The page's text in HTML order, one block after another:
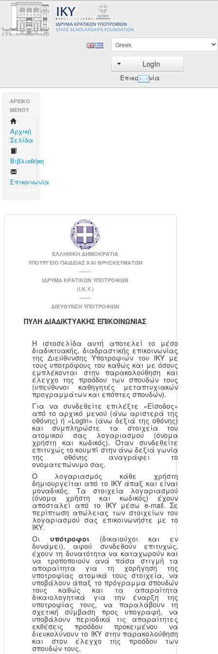
LogIn
Επικοινωνία
AΡΧΙΚΟ
ΜΕΝΟΥ
Aρχική
Σελίδα
Βιβλιοθήκη
Επικοινωνία
ΕΛΛΗΝΙΚΗ ΔΗΜΟΚΡΑΤΙΑ
ΥΠΟΥΡΓΕΙΟ ΠΑΙΔΕΙΑΣ ΚΑΙ ΘΡΗΣΚΕΥΜΑΤΩΝ
------
ΙΔΡΥΜΑ ΚΡΑΤΙΚΩΝ ΥΠΟΤΡΟΦΙΩΝ
(Ι.Κ.Υ.)
------
ΔΙΕΥΘΥΝΣΗ ΥΠΟΤΡΟΦΙΩΝ
ΠΥΛΗ ΔΙΑΔΙΚΤΥΑΚΗΣ ΕΠΙΚΟΙΝΩΝΙΑΣ
Η ιστοσελίδα αυτή αποτελεί το μέσο
διαδικτυακής, διαδραστικής επικοινωνίας
της Διεύθυνσης Υποτροφιών του ΙΚΥ με
τους υποτρόφους του καθώς και με όσους
εμπλέκονται στην παρακολούθηση και
έλεγχο της προόδου των σπουδών τους
(υπεύθυνοι καθηγητές μεταπτυχιακών
προγραμμάτων και επόπτες σπουδών).
Για να συνδεθείτε επιλέξτε «Είσοδος»
από το αρχικό μενού (άνω αριστερά της
οθόνης) ή «Login» (άνω δεξιά της οθόνης)
και συμπληρώστε τα στοιχεία του
ατομικού σας λογαριασμού (όνομα
χρήστη και κωδικός). Όταν συνδεθείτε
επιτυχώς το κουμπί στην άνω δεξιά γωνία
της οθόνης αναγράφει το
ονοματεπώνυμο σας.
Ο λογαριασμός κάθε χρήστη
δημιουργείται από το ΙΚΥ άπαξ και είναι
μοναδικός. Τα στοιχεία λογαριασμού
(όνομα χρήστη και κωδικός) έχουν
αποσταλεί από το ΙΚΥ μέσω e-mail. Σε
περίπτωση απώλειας των στοιχείων του
λογαριασμού σας επικοινωνήστε με το
ΙΚΥ.
Οι υπότροφοι(δικαιούχοι και εν
δυνάμει), αφού συνδεθούν επιτυχώς,
έχουν τη δυνατότητα να καταχωρούν και
να τροποποιούν ανά πάσα στιγμή τα
απαραίτητα για τη χορήγηση της
υποτροφίας ατομικά τους στοιχεία, να
υποβάλουν άπαξ το πρόγραμμα σπουδών
τους καθώς και τα απαραίτητα
δικαιολογητικά για την έναρξη της
υποτροφίας τους, να παραλάβουν τη
σχετική σύμβαση προς υπογραφή, να
υποβάλουν περιοδικά τις απαραίτητες
εκθέσεις προόδου προκειμένου να
διευκολύνουν το ΙΚΥ στην παρακολούθηση
και στον έλεγχο της προόδου των
σπουδών τους.